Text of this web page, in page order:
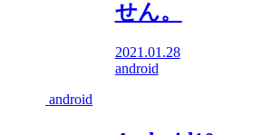
せん。
2021.01.28
android
android